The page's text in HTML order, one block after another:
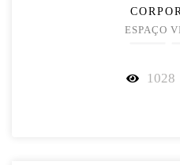
ESPAÇO
1028